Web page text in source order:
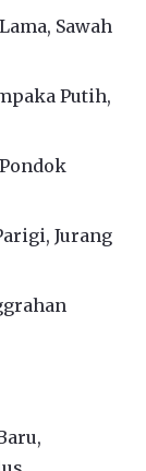
Sawah
Putih,
Jurang